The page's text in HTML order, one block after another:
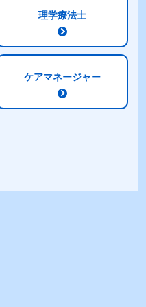
理学療法士
ケアマネージャー